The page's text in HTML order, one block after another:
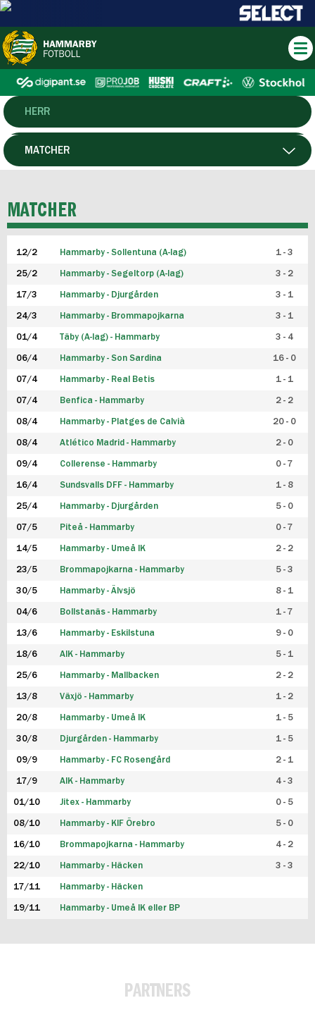
HERR
DAM
P19
F19
FUTSAL HERR
FUTSAL DAM
MATCHER
MATCHER
12/2 Hammarby - Sollentuna (A-lag) 1 - 3
25/2 Hammarby - Segeltorp (A-lag) 3 - 2
17/3 Hammarby - Djurgården 3 - 1
24/3 Hammarby - Brommapojkarna 3 - 1
01/4 Täby (A-lag) - Hammarby 3 - 4
06/4 Hammarby - Son Sardina 16 - 0
07/4 Hammarby - Real Betis 1 - 1
07/4 Benfica - Hammarby 2 - 2
08/4 Hammarby - Platges de Calvià 20 - 0
08/4 Atlético Madrid - Hammarby 2 - 0
09/4 Collerense - Hammarby 0 - 7
16/4 Sundsvalls DFF - Hammarby 1 - 8
25/4 Hammarby - Djurgården 5 - 0
07/5 Piteå - Hammarby 0 - 7
14/5 Hammarby - Umeå IK 2 - 2
23/5 Brommapojkarna - Hammarby 5 - 3
30/5 Hammarby - Älvsjö 8 - 1
04/6 Bollstanäs - Hammarby 1 - 7
13/6 Hammarby - Eskilstuna 9 - 0
18/6 AIK - Hammarby 5 - 1
25/6 Hammarby - Mallbacken 2 - 2
13/8 Växjö - Hammarby 1 - 2
20/8 Hammarby - Umeå IK 1 - 5
30/8 Djurgården - Hammarby 1 - 5
09/9 Hammarby - FC Rosengård 2 - 1
17/9 AIK - Hammarby 4 - 3
01/10 Jitex - Hammarby 0 - 5
08/10 Hammarby - KIF Örebro 5 - 0
16/10 Brommapojkarna - Hammarby 4 - 2
22/10 Hammarby - Häcken 3 - 3
17/11 Hammarby - Häcken
19/11 Hammarby - Umeå IK eller BP
PARTNERS